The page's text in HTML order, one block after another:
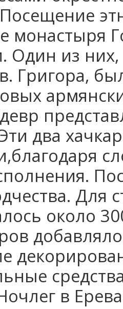
монастыря
Один из
Григора,
два
Для
около
в